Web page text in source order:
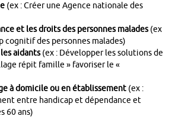
(ex : Créer une Agence nationale des
et les droits des personnes malades(ex
cognitif des personnes malades)
aidants(ex : Développer les solutions de
répit famille » favoriser le «
à domicile ou en établissement (ex :
entre handicap et dépendance et
60 ans)